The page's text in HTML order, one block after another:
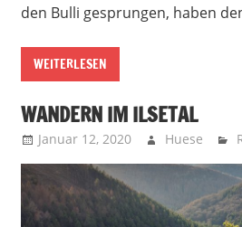
den Bulli gesprungen, haben
WEITERLESEN
WANDERN IM ILSETAL
Januar 12, 2020 Huese